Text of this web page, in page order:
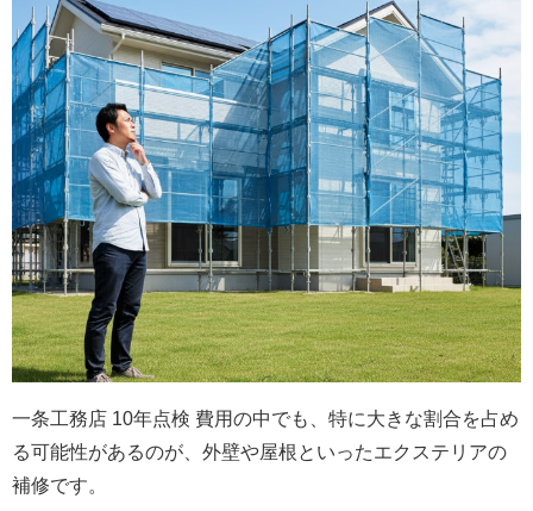
一条工務店 10年点検 費用の中でも、特に大きな割合を占め
る可能性があるのが、外壁や屋根といったエクステリアの
補修です。